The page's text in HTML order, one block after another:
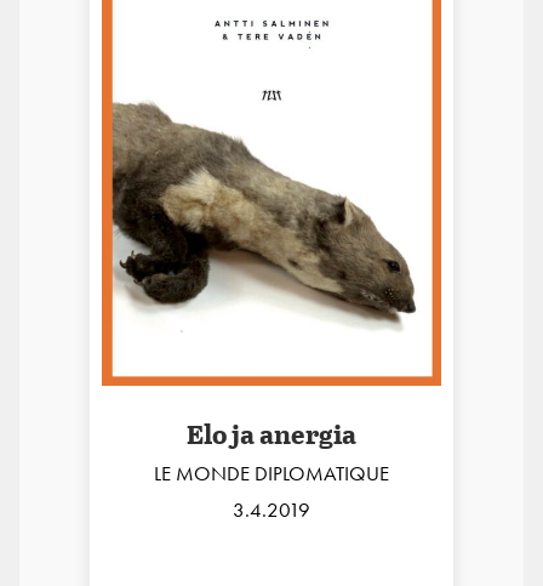
Elo ja anergia
LE MONDE DIPLOMATIQUE
3.4.2019